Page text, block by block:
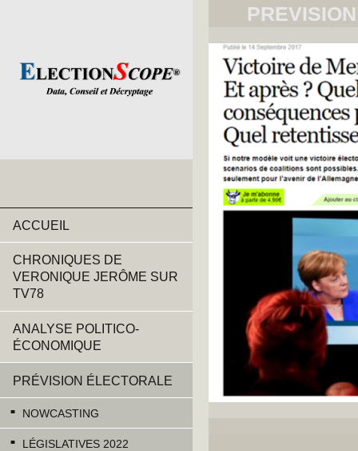
ACCUEIL
CHRONIQUES DE
VERONIQUE JERÔME SUR
TV78
ANALYSE POLITICO-
ÉCONOMIQUE
PRÉVISION ÉLECTORALE
NOWCASTING
LÉGISLATIVES 2022